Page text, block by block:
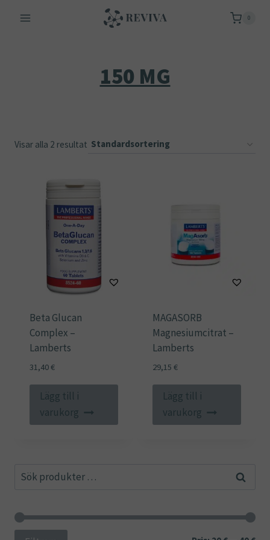
0
150 MG
Visar alla 2 resultat
Beta Glucan
Complex –
Lamberts
31,40€
Lägg till i
varukorg
MAGASORB
Magnesiumcitrat –
Lamberts
29,15 €
Lägg till i
varukorg
Sök
Sök